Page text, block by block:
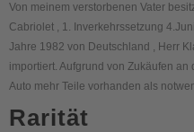
Von meinem verstorbenen Vater
Cabriolet , 1. Inverkehrssetzung
Jahre 1982 von Deutschland , Herr
importiert. Aufgrund von Zukäufen
Auto mehr Teile vorhanden als
Rarität